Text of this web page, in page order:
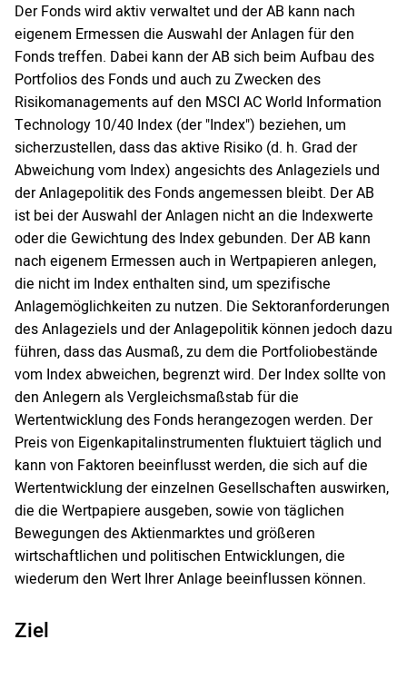
Der Fonds wird aktiv verwaltet und der AB kann nach
eigenem Ermessen die Auswahl der Anlagen für den
Fonds treffen. Dabei kann der AB sich beim Aufbau des
Portfolios des Fonds und auch zu Zwecken des
Risikomanagements auf den MSCI AC World Information
Technology 10/40 Index (der "Index") beziehen, um
sicherzustellen, dass das aktive Risiko (d. h. Grad der
Abweichung vom Index) angesichts des Anlageziels und
der Anlagepolitik des Fonds angemessen bleibt. Der AB
ist bei der Auswahl der Anlagen nicht an die Indexwerte
oder die Gewichtung des Index gebunden. Der AB kann
nach eigenem Ermessen auch in Wertpapieren anlegen,
die nicht im Index enthalten sind, um spezifische
Anlagemöglichkeiten zu nutzen. Die Sektoranforderungen
des Anlageziels und der Anlagepolitik können jedoch dazu
führen, dass das Ausmaß, zu dem die Portfoliobestände
vom Index abweichen, begrenzt wird. Der Index sollte von
den Anlegern als Vergleichsmaßstab für die
Wertentwicklung des Fonds herangezogen werden. Der
Preis von Eigenkapitalinstrumenten fluktuiert täglich und
kann von Faktoren beeinflusst werden, die sich auf die
Wertentwicklung der einzelnen Gesellschaften auswirken,
die die Wertpapiere ausgeben, sowie von täglichen
Bewegungen des Aktienmarktes und größeren
wirtschaftlichen und politischen Entwicklungen, die
wiederum den Wert Ihrer Anlage beeinflussen können.
Ziel